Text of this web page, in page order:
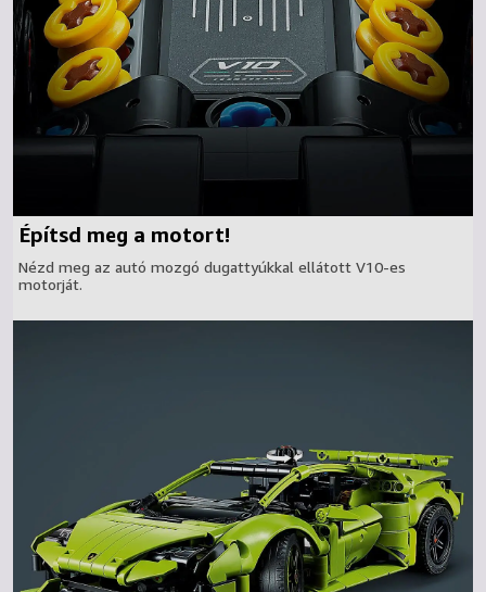
Építsd meg a motort!
Nézd meg az autó mozgó dugattyúkkal ellátott V10-es
motorját.